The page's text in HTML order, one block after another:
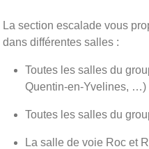
La section escalade vous
dans différentes salles :
Toutes les salles du
Quentin-en-Yvelines, …)
Toutes les salles du
La salle de voie Roc et